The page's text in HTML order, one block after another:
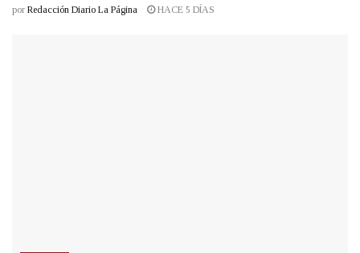
por Redacción Diario La Página HACE 5 DÍAS